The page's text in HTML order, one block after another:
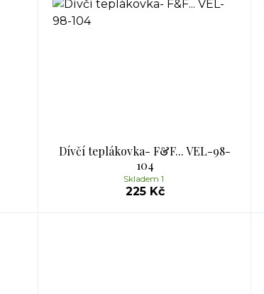
Dívčí teplákovka- F&F... VEL-98-
104
225 Kč
Skladem 1